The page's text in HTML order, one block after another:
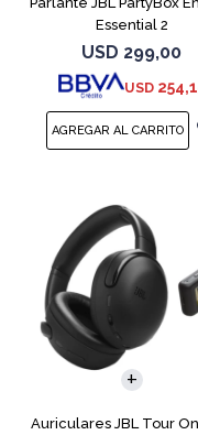
Essential 2
USD 299,00
USD
Auriculares JBL Tour